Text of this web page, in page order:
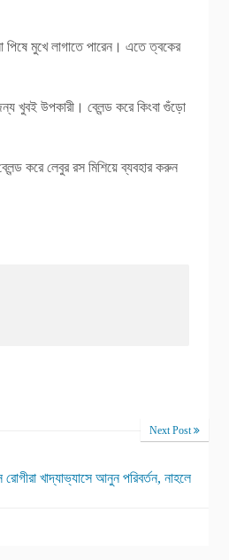
মুখে লাগাতে পারেন। এতে ত্বকের
খুবই উপকারী। ব্লেন্ড করে কিংবা গুঁড়ো
করে লেবুর রস মিশিয়ে ব্যবহার করুন
Next Post
রোগীরা খাদ্যাভ্যাসে আনুন পরিবর্তন, নাহলে